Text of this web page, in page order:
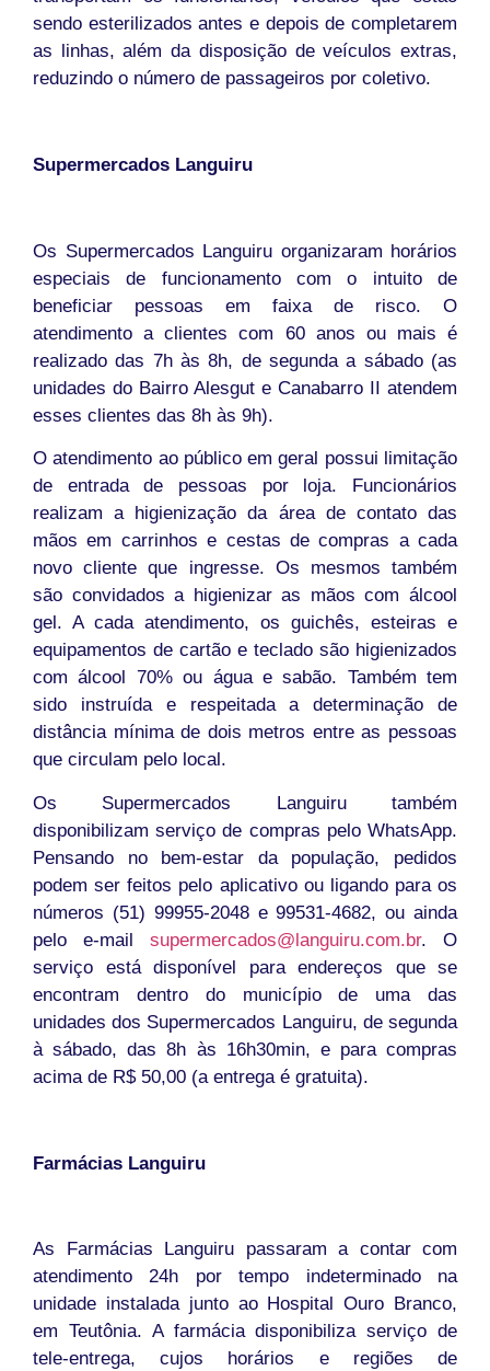
sendo esterilizados antes e depois de completarem
as linhas, além da disposição de veículos extras,
reduzindo o número de passageiros por coletivo.
Supermercados Languiru
Os Supermercados Languiru organizaram horários
especiais de funcionamento com o intuito de
beneficiar pessoas em faixa de risco. O
atendimento a clientes com 60 anos ou mais é
realizado das 7h às 8h, de segunda a sábado (as
unidades do Bairro Alesgut e Canabarro II atendem
esses clientes das 8h às 9h).
O atendimento ao público em geral possui limitação
de entrada de pessoas por loja. Funcionários
realizam a higienização da área de contato das
mãos em carrinhos e cestas de compras a cada
novo cliente que ingresse. Os mesmos também
são convidados a higienizar as mãos com álcool
gel. A cada atendimento, os guichês, esteiras e
equipamentos de cartão e teclado são higienizados
com álcool 70% ou água e sabão. Também tem
sido instruída e respeitada a determinação de
distância mínima de dois metros entre as pessoas
que circulam pelo local.
Os Supermercados Languiru também
disponibilizam serviço de compras pelo WhatsApp.
Pensando no bem-estar da população, pedidos
podem ser feitos pelo aplicativo ou ligando para os
números (51) 99955-2048 e 99531-4682, ou ainda
pelo e-mail supermercados@languiru.com.br. O
serviço está disponível para endereços que se
encontram dentro do município de uma das
unidades dos Supermercados Languiru, de segunda
à sábado, das 8h às 16h30min, e para compras
acima de R$ 50,00 (a entrega é gratuita).
Farmácias Languiru
As Farmácias Languiru passaram a contar com
atendimento 24h por tempo indeterminado na
unidade instalada junto ao Hospital Ouro Branco,
em Teutônia. A farmácia disponibiliza serviço de
tele-entrega, cujos horários e regiões de